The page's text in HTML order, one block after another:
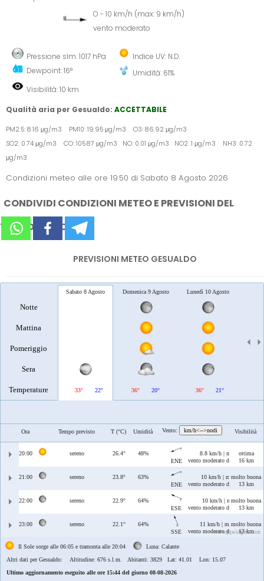
O - 10 km/h (max: 9 km/h)
vento moderato
Pressione slm: 1017 hPa
Dewpoint: 16°
Indice UV: N.D.
Umidità: 61%
Visibilità: 10 km
Qualità aria per Gesualdo: ACCETTABILE
PM2.5: 8.16 μg/m3 PM10: 19.95 μg/m3 O3: 86.92 μg/m3
SO2: 0.74 μg/m3 CO: 105.87 μg/m3 NO: 0.01 μg/m3 NO2: 1 μg/m3 NH3: 0.72
μg/m3
Condizioni meteo alle ore 19:50 di Sabato 8 Agosto 2026
CONDIVIDI CONDIZIONI METEO E PREVISIONI DEL
TEMPO SUI SOCIAL
PREVISIONI METEO GESUALDO
Notte
Mattina
Pomeriggio
Sera
Temperature
Sabato 8 Agosto
33° 22°
Domenica 9 Agosto
36° 20°
Lunedì 10 Agosto
36° 21°
Ora Tempo previsto T (°C) Umidità Vento: km/h<-->nodi Visibilità
20:00 sereno 26.4°
48%
ENE
8.8 km/h | max 14 km/h
vento moderato di Grecale/
ottima
16 km
21:00 sereno 23.8°
63%
ENE
10 km/h | max 24 km/h
vento moderato di Grecale/
molto buona
13 km
22:00 sereno 22.9°
64%
ESE
10 km/h | max 23 km/h
vento moderato di Levante/
molto buona
13 km
23:00 sereno 22.1°
64%
SSE
11 km/h | max 19 km/h
vento moderato di Ostro/
molto buona
13 km
www.jqwidgets.com
Il Sole sorge alle 06:05 e tramonta alle 20:04
Luna: Calante
Altri dati per Gesualdo: Altitudine: 676 s.l.m. Abitanti: 3829 Lat: 41.01 Lon: 15.07
Ultimo aggiornamento eseguito alle ore 15:44 del giorno 08-08-2026